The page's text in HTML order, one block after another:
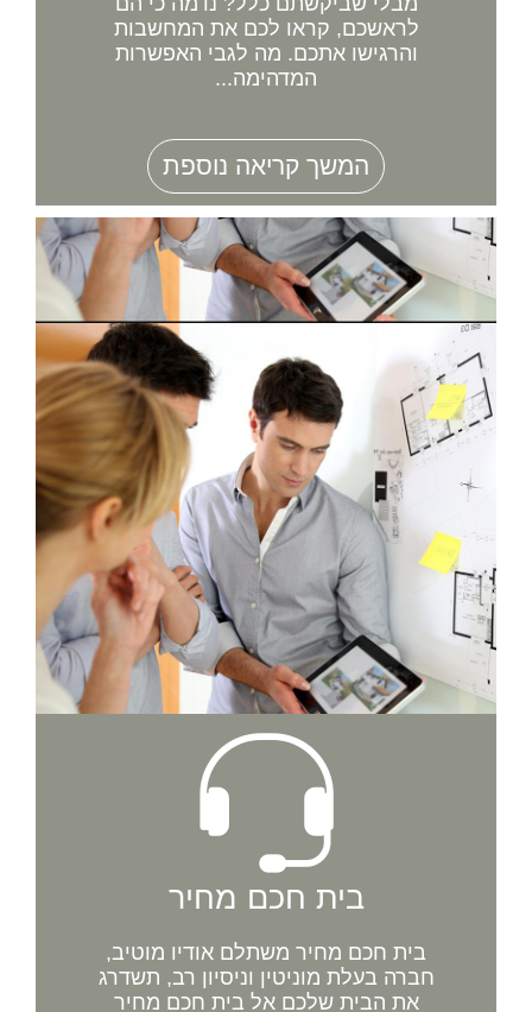
לראשכם, קראו לכם את המחשבות
והרגישו אתכם. מה לגבי האפשרות
המדהימה...
המשך קריאה נוספת
בית חכם מחיר
בית חכם מחיר משתלם אודיו מוטיב,
חברה בעלת מוניטין וניסיון רב, תשדרג
את הבית שלכם אל בית חכם מחיר